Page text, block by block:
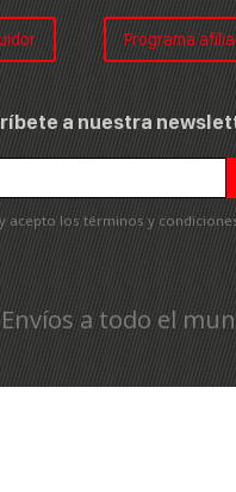
Programa
a nuestra
acepto los términos y
Envíos a todo el